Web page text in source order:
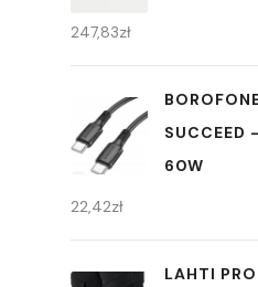
247,83zł
SUCCEED
60W
22,42zł
LAHTI